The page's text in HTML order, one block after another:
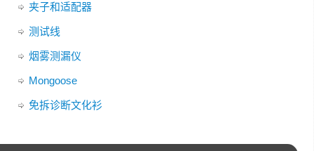
夹子和适配器
测试线
烟雾测漏仪
Mongoose
免拆诊断文化衫